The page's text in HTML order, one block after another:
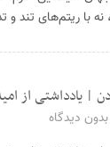
با ریتم‌های تند و
| یادداشتی از
بدون دیدگاه